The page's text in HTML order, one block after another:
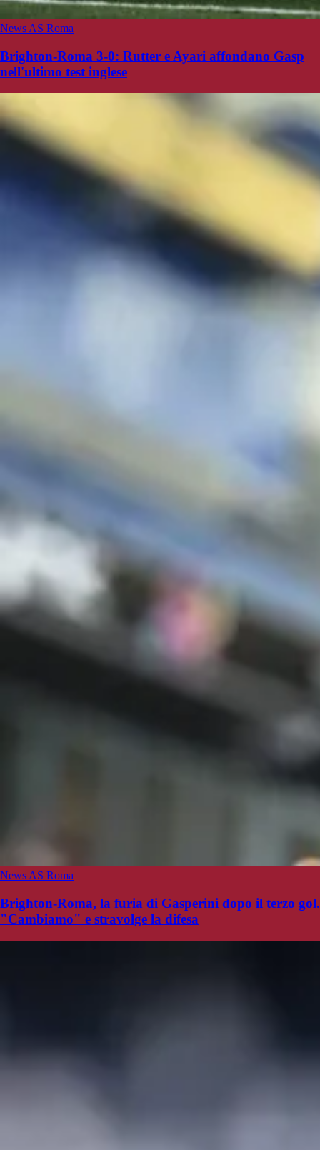
News AS Roma
Brighton-Roma 3-0: Rutter e Ayari affondano Gasp
nell'ultimo test inglese
News AS Roma
Brighton-Roma, la furia di Gasperini dopo il terzo gol.
"Cambiamo" e stravolge la difesa